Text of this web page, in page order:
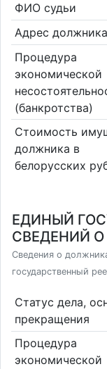
ФИО судьи
Адрес должника
Процедура
экономической
(банкротства)
Стоимость
должника в
белорусских
ЕДИНЫЙ
СВЕДЕНИЙ О
Сведения о
государственный
Статус дела,
прекращения
Процедура
экономической